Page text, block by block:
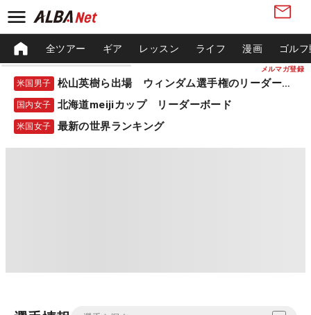
メルマガ登録
全ツアー ギア レッスン ライフ 漫画 ゴル
米国男子 松山英樹ら出場 ウィンダム選手権のリーダーボード
国内女子 北海道meijiカップ リーダーボード
米国女子 最新の世界ランキング